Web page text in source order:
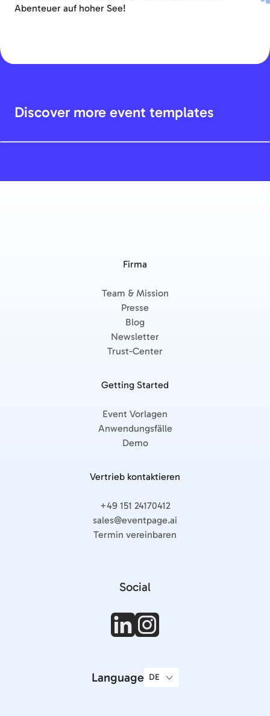
Abenteuer auf hoher See!
Discover more event templates
Firma
Team & Mission
Presse
Blog
Newsletter
Trust-Center
Getting Started
Event Vorlagen
Anwendungsfälle
Demo
Vertrieb kontaktieren
+49 151 24170412
sales@eventpage.ai
Termin vereinbaren
Social
Language